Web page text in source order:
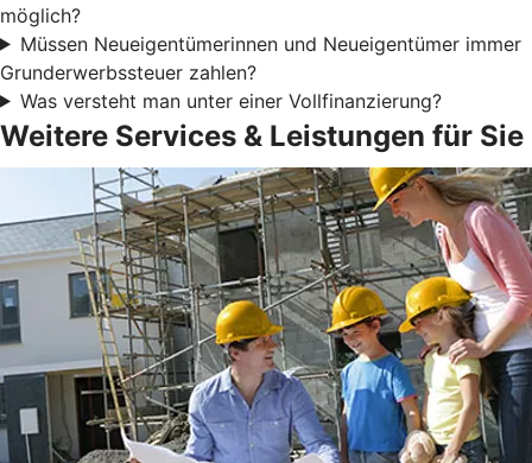
möglich?
Müssen Neueigentümerinnen und Neueigentümer immer
Grunderwerbssteuer zahlen?
Was versteht man unter einer Vollfinanzierung?
Weitere Services & Leistungen für Sie